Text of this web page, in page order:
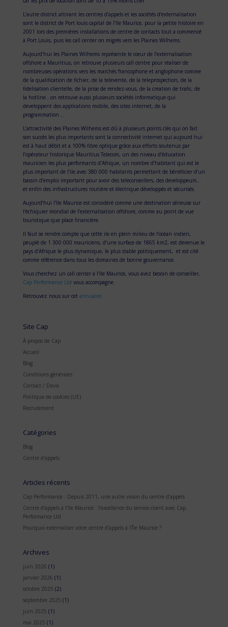
L’autre district attirant les centres d’appels et les sociétés d’externalisation
sont le district de Port louis capital de l’Ile Maurice, pour la petite histoire en
2001 lors des premières installations de centre de contacts tout a commencé
à Port Louis, puis les call center on migrés vers les Plaines Wilhems.
Aujourd’hui les Plaines Wilhems représente le cœur de l’externalisation
offshore a Mauritius, on retrouve plusieurs call centre pour réaliser de
nombreuses opérations vers les marchés francophone et anglophone comme
de la qualification de fichier, de la televente, de la teleprospection, de la
fidelisation clientelle, de la prise de rendez-vous, de la creation de trafic, de
la hotline…on retrouve aussi plusieurs sociétés informatique qui
developpent des applications mobile, des sites internet, de la
programmation…
L’attractivité des Plaines Wilhems est dû à plusieurs points clés qui on fait
son succès les plus importants sont la connectivité internet qui aujourd hui
est à haut débit et a 100% fibre optique grâce aux efforts soutenus par
l’opérateur historique Mauritius Telecom, un des niveau d’éducation
mauricien les plus performants d’Afrique, un nombre d’habitant qui est le
plus important de l’ile avec 380 000 habitants permettant de bénéficier d’un
bassin d’emploi important pour avoir des teleconseillers, des developpeurs…
et enfin des infrastructures routière et électrique développés et sécurisés.
Aujourd’hui l’Ile Maurice est considéré comme une destination sérieuse sur
l’échiquier mondial de l’externalisation offshore, comme au point de vue
touristique que place financière.
Il faut se rendre compte que cette ile en plein milieu de l’océan indien,
peuplé de 1 300 000 mauriciens, d’une surface de 1865 km2, est devenue le
pays d’Afrique le plus dynamique, le plus stable politiquement, et est cité
comme référence dans tous les domaines de bonne gouvernance.
Vous cherchez un call center à l’Ile Maurice, vous avez besoin de conseiller,
Cap Performance Ltd vous accompagne.
Retrouvez nous sur cet annuaire.
Site Cap
À propos de Cap
Accueil
Blog
Conditions générales
Contact / Devis
Politique de cookies (UE)
Recrutement
Catégories
Blog
Centre d'appels
Articles récents
Cap Performance : Depuis 2011, une autre vision du centre d’appels
Centre d’appels à l’île Maurice : l’excellence du service client avec Cap
Performance Ltd
Pourquoi externaliser votre centre d’appels à l’Île Maurice ?
Archives
juin 2026 (1)
janvier 2026 (1)
octobre 2025 (2)
septembre 2025 (1)
juin 2025 (1)
mai 2025 (1)